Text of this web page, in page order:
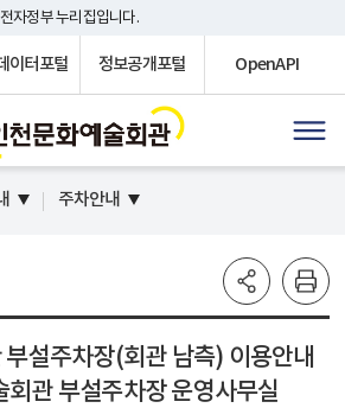
자정부 누리집입니다.
이터포털 정보공개포털 OpenAPI
주차안내
설주차장(회관 남측) 이용안내
관 부설주차장 운영사무실